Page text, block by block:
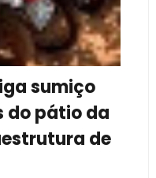
sumiço
do pátio da
de